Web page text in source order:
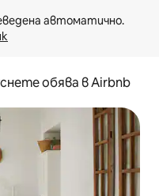
обява в Airbnb